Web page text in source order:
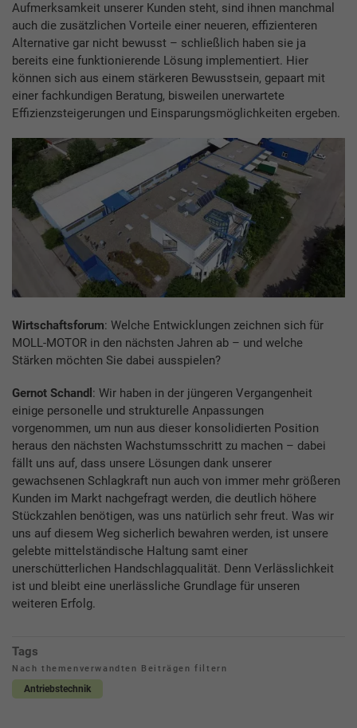
Aufmerksamkeit unserer Kunden steht, sind ihnen manchmal
auch die zusätzlichen Vorteile einer neueren, effizienteren
Alternative gar nicht bewusst – schließlich haben sie ja
bereits eine funktionierende Lösung implementiert. Hier
können sich aus einem stärkeren Bewusstsein, gepaart mit
einer fachkundigen Beratung, bisweilen unerwartete
Effizienzsteigerungen und Einsparungsmöglichkeiten ergeben.
Wirtschaftsforum: Welche Entwicklungen zeichnen sich für
MOLL-MOTOR in den nächsten Jahren ab – und welche
Stärken möchten Sie dabei ausspielen?
Gernot Schandl : Wir haben in der jüngeren Vergangenheit
einige personelle und strukturelle Anpassungen
vorgenommen, um nun aus dieser konsolidierten Position
heraus den nächsten Wachstumsschritt zu machen – dabei
fällt uns auf, dass unsere Lösungen dank unserer
gewachsenen Schlagkraft nun auch von immer mehr größeren
Kunden im Markt nachgefragt werden, die deutlich höhere
Stückzahlen benötigen, was uns natürlich sehr freut. Was wir
uns auf diesem Weg sicherlich bewahren werden, ist unsere
gelebte mittelständische Haltung samt einer
unerschütterlichen Handschlagqualität. Denn Verlässlichkeit
ist und bleibt eine unerlässliche Grundlage für unseren
weiteren Erfolg.
Tags
Nach themenverwandten Beiträgen filtern
Antriebstechnik